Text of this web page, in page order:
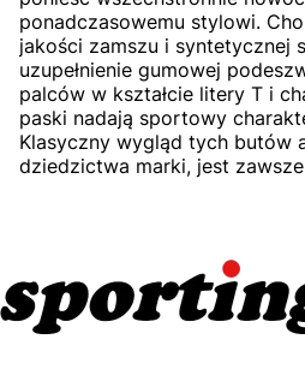
ponadczasowemu stylowi.
jakości zamszu i syntetycznej
uzupełnienie gumowej
palców w kształcie litery T i
paski nadają sportowy
Klasyczny wygląd tych butów
dziedzictwa marki, jest